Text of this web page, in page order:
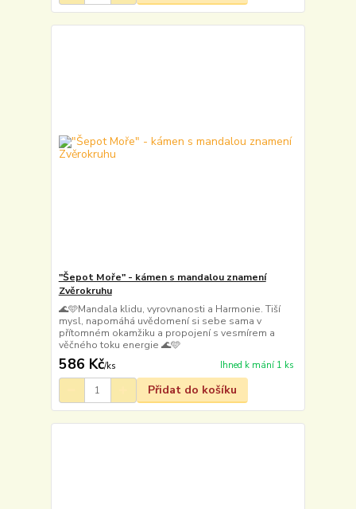
"Šepot Moře" - kámen s mandalou znamení
Zvěrokruhu
🌊🩵Mandala klidu, vyrovnanosti a Harmonie. Tiší
mysl, napomáhá uvědomení si sebe sama v
přítomném okamžiku a propojení s vesmírem a
věčného toku energie 🌊🩵
586 Kč/ks Ihned k mání 1 ks
Přidat do košíku